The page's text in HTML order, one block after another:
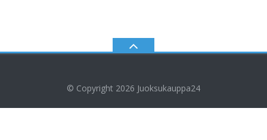
© Copyright 2026 Juoksukauppa24